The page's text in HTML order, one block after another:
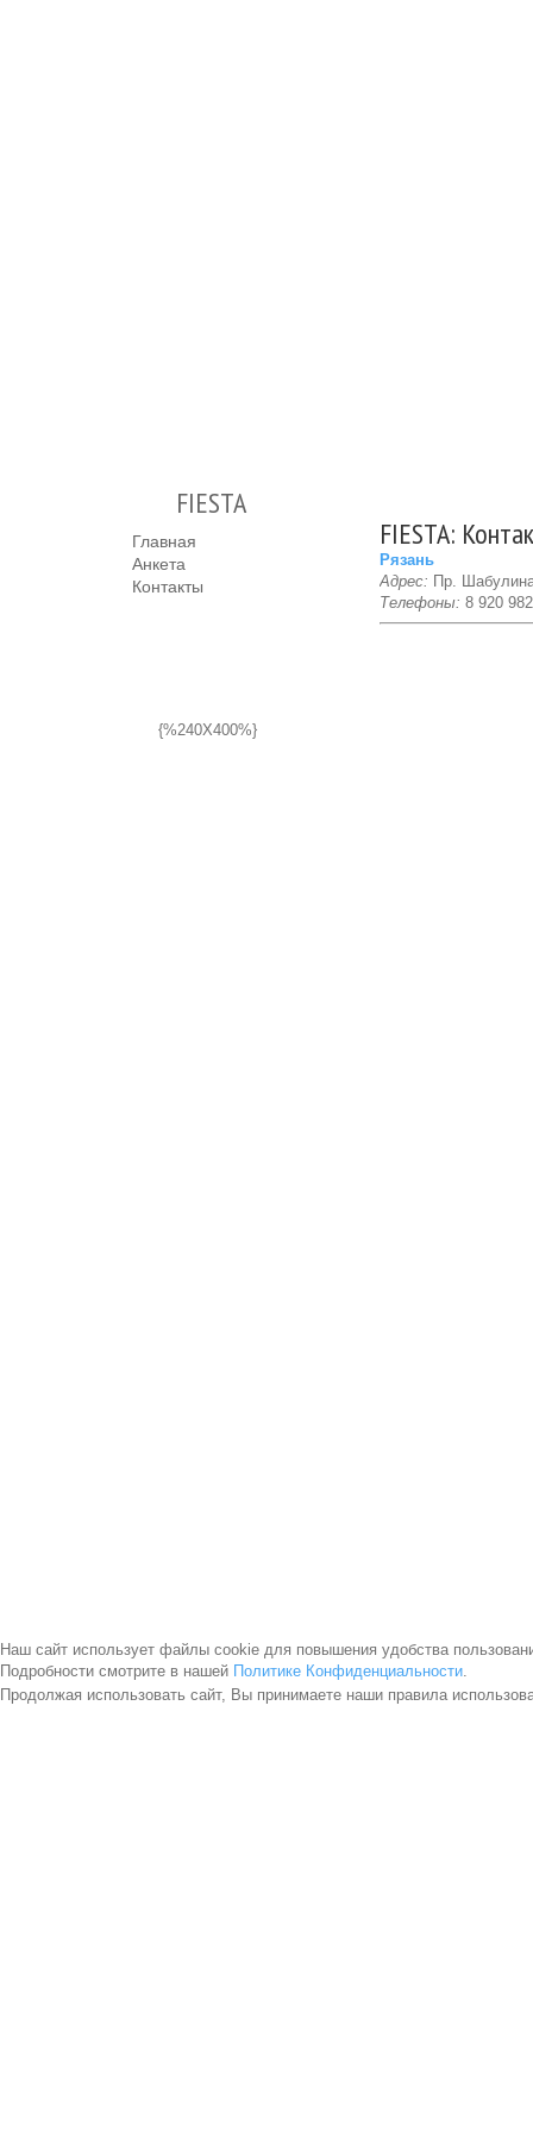
FIESTA
Главная
Анкета
Контакты
{%240X400%}
FIESTA:
Рязань
Адрес: Пр.
Телефоны: 8 920
Наш сайт использует файлы cookie для повышения удобства
Подробности смотрите в нашей Политике Конфиденциальности.
Продолжая использовать сайт, Вы принимаете наши правила